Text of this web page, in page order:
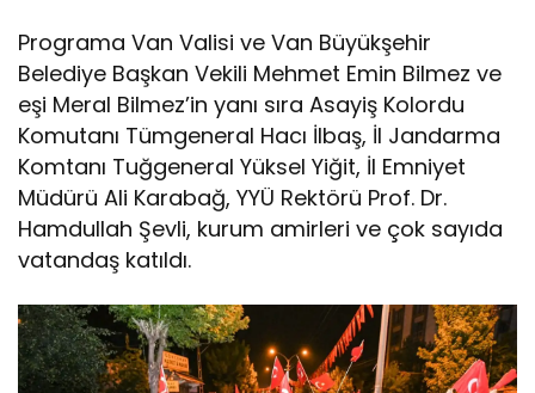
Programa Van Valisi ve Van Büyükşehir
Belediye Başkan Vekili Mehmet Emin Bilmez ve
eşi Meral Bilmez’in yanı sıra Asayiş Kolordu
Komutanı Tümgeneral Hacı İlbaş, İl Jandarma
Komtanı Tuğgeneral Yüksel Yiğit, İl Emniyet
Müdürü Ali Karabağ, YYÜ Rektörü Prof. Dr.
Hamdullah Şevli, kurum amirleri ve çok sayıda
vatandaş katıldı.